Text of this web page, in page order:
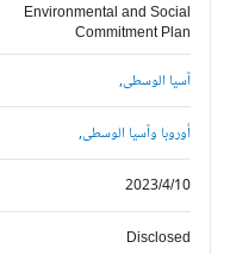
Environmental and Social
Commitment Plan
آسيا الوسطى,
أوروبا وآسيا الوسطى,
2023/4/10
Disclosed